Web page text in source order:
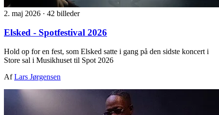
2. maj 2026 · 42 billeder
Elsked - Spotfestival 2026
Hold op for en fest, som Elsked satte i gang på den sidste koncert i
Store sal i Musikhuset til Spot 2026
AfLars Jørgensen